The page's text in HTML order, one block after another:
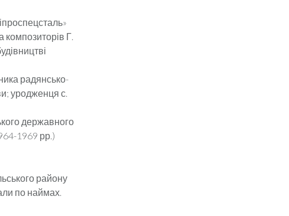
композиторів Г.
радянсько-
уродженця с.
державного
1969 рр.)
району
по наймах.